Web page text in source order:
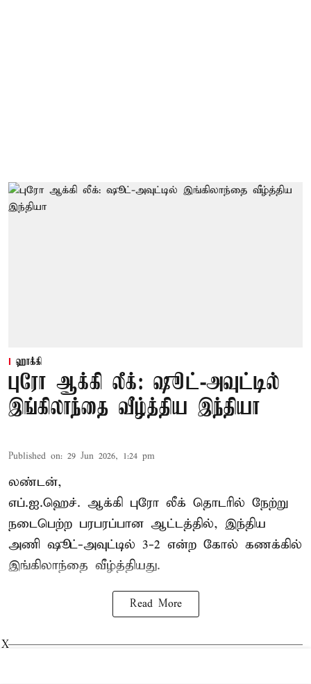
ஹாக்கி
புரோ ஆக்கி லீக்: ஷூட்-அவுட்டில்
இங்கிலாந்தை வீழ்த்திய இந்தியா
Published on: 29 Jun 2026, 1:24 pm
லண்டன்,
எப்.ஐ.ஹெச். ஆக்கி புரோ லீக் தொடரில் நேற்று
நடைபெற்ற பரபரப்பான ஆட்டத்தில், இந்திய
அணி ஷூட்-அவுட்டில் 3-2 என்ற கோல் கணக்கில்
இங்கிலாந்தை வீழ்த்தியது.
Read More
X